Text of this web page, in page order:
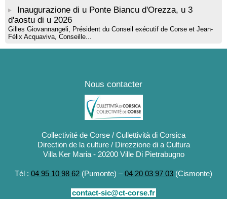
Inaugurazione di u Ponte Biancu d'Orezza, u 3
d'aostu di u 2026
Gilles Giovannangeli, Président du Conseil exécutif de Corse et Jean-
Félix Acquaviva, Conseille...
Nous contacter
Collectivité de Corse / Cullettività di Corsica
Direction de la culture / Direzzione di a Cultura
Villa Ker Maria - 20200 Ville Di Pietrabugno
Tél : 04 95 10 98 62 (Pumonte) –04 20 03 97 03 (Cismonte)
contact-sic@ct-corse.fr